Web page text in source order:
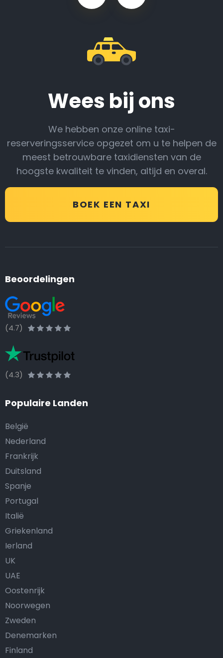
Wees bij ons
We hebben onze online taxi-
reserveringsservice opgezet om u te helpen de
meest betrouwbare taxidiensten van de
hoogste kwaliteit te vinden, altijd en overal.
BOEK EEN TAXI
Beoordelingen
(4.7)
(4.3)
Populaire Landen
België
Nederland
Frankrijk
Duitsland
Spanje
Portugal
Italië
Griekenland
Ierland
UK
UAE
Oostenrijk
Noorwegen
Zweden
Denemarken
Finland